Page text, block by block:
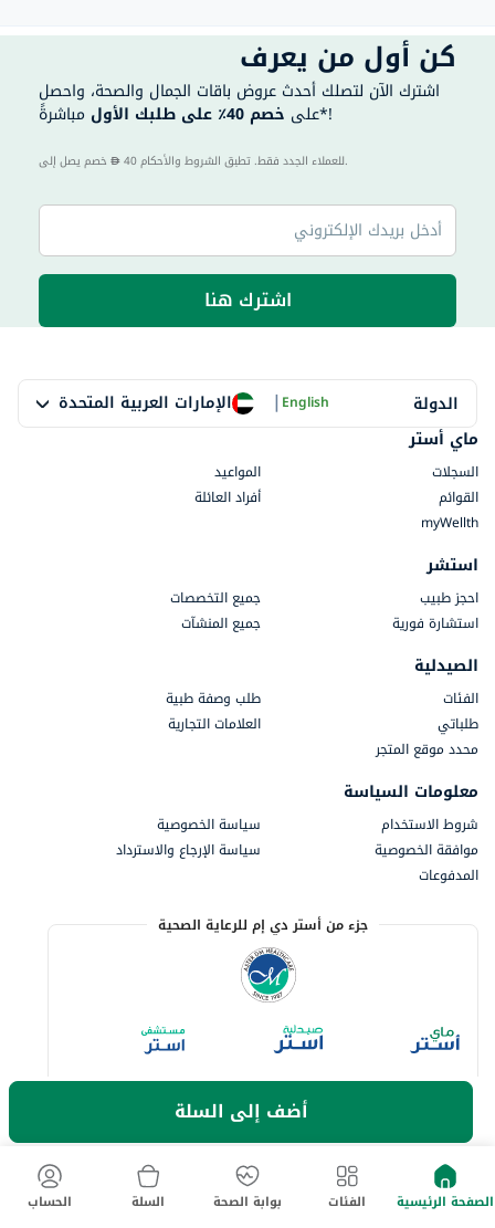
أضف إلى السلة
كن أول من يعرف
اشترك الآن لتصلك أحدث عروض باقات الجمال والصحة، واحصل
على خصم 40٪ على طلبك الأول مباشرةً*!
40 للعملاء الجدد فقط. تطبق الشروط والأحكام.
اشترك هنا
الدولة الإمارات العربية المتحدة |English
ماي أستر
السجلات
المواعيد
القوائم
أفراد العائلة
myWellth
استشر
احجز طبيب
جميع التخصصات
استشارة فورية
جميع المنشآت
الصيدلية
الفئات
طلب وصفة طبية
طلباتي
العلامات التجارية
محدد موقع المتجر
معلومات السياسة
شروط الاستخدام
سياسة الخصوصية
موافقة الخصوصية
سياسة الإرجاع والاسترداد
المدفوعات
جزء من أستر دي إم للرعاية الصحية
الصفحة الرئيسية الفئات بوابة الصحة السلة الحساب